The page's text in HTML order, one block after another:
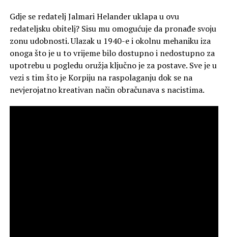
Gdje se redatelj Jalmari Helander uklapa u ovu
redateljsku obitelj? Sisu mu omogućuje da pronađe svoju
zonu udobnosti. Ulazak u 1940-e i okolnu mehaniku iza
onoga što je u to vrijeme bilo dostupno i nedostupno za
upotrebu u pogledu oružja ključno je za postave. Sve je u
vezi s tim što je Korpiju na raspolaganju dok se na
nevjerojatno kreativan način obračunava s nacistima.